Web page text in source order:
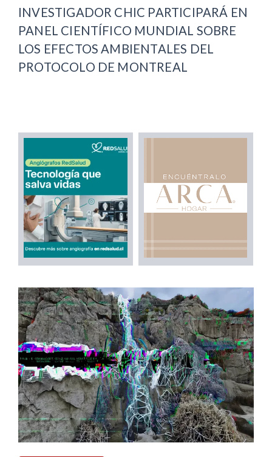
INVESTIGADOR CHIC PARTICIPARÁ EN
PANEL CIENTÍFICO MUNDIAL SOBRE
LOS EFECTOS AMBIENTALES DEL
PROTOCOLO DE MONTREAL